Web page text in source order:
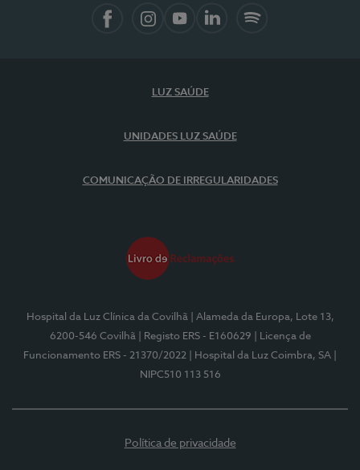
LUZ SAÚDE
UNIDADES LUZ SAÚDE
COMUNICAÇÃO DE IRREGULARIDADES
Hospital da Luz Clínica da Covilhã
| Alameda da Europa, Lote 13,
6200-546 Covilhã
| Registo ERS - E160629
| Licença de
Funcionamento ERS - 21370/2022
| Hospital da Luz Coimbra, SA
NIPC510 113 516
Política de privacidade